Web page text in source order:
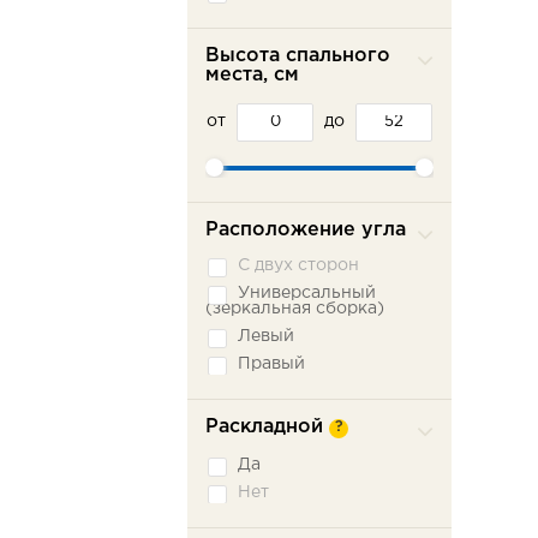
Розовый
Серый
Синий
Высота спального
места, см
от до
Расположение угла
С двух сторон
Универсальный
(зеркальная сборка)
Левый
Правый
Раскладной ?
Да
Нет